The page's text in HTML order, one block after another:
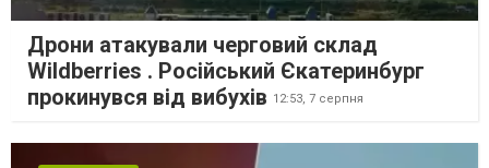
Дрони атакували черговий склад
Wildberries . Російський Єкатеринбург
прокинувся від вибухів 12:53, 7 серпня